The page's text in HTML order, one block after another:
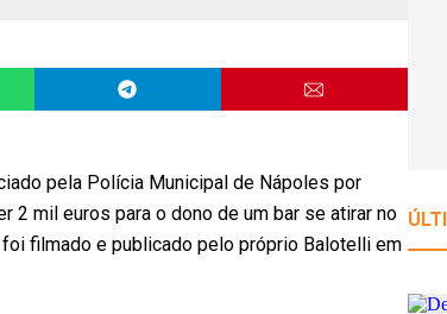
pela Polícia Municipal de Nápoles por
2 mil euros para o dono de um bar se atirar no
filmado e publicado pelo próprio Balotelli em